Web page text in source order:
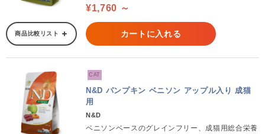
¥1,760 ～
商品比較リスト カートに入れる
CAT
N&D パンプキン ベニソン アップル入り 成猫
用
N&D
ベニソンベースのグレインフリー、成猫用総合栄養